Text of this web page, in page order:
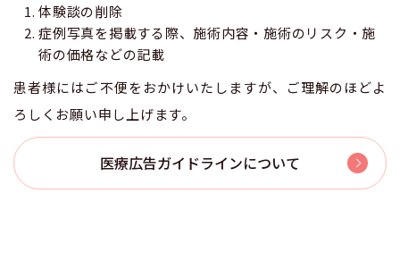
体験談の削除
症例写真を掲載する際、施術内容・施術のリスク・施
術の価格などの記載
患者様にはご不便をおかけいたしますが、ご理解のほどよ
ろしくお願い申し上げます。
医療広告ガイドラインについて